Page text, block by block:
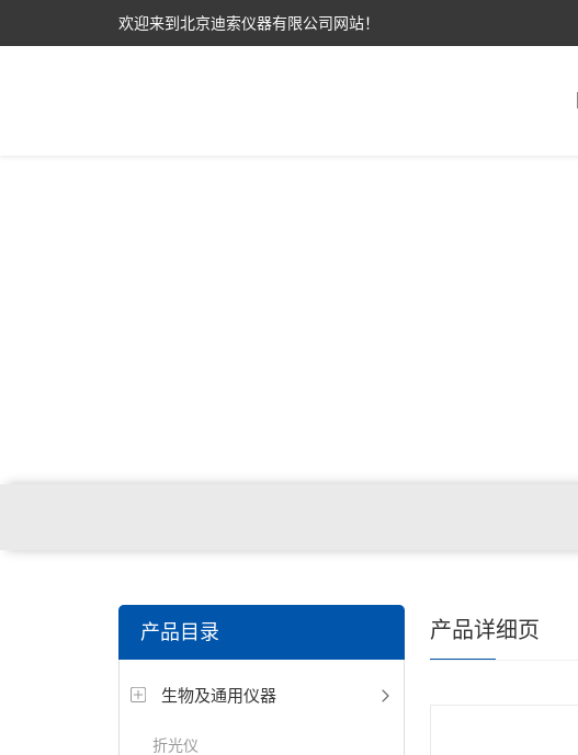
欢迎来到北京迪索仪器有限公司网站！
产品目录
生物及通用仪器
折光仪
产品详细页